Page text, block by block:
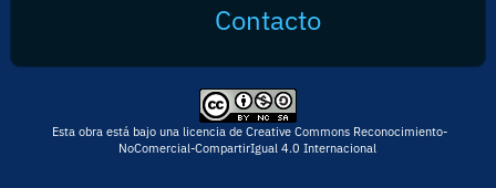
Contacto
Esta obra está bajo una licencia de Creative Commons Reconocimiento-
NoComercial-CompartirIgual 4.0 Internacional